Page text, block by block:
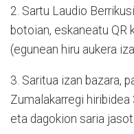
2. Sartu Laudio
botoian, eskaneatu QR
(egunean hiru aukera
3. Saritua izan bazara,
Zumalakarregi
eta dagokion saria